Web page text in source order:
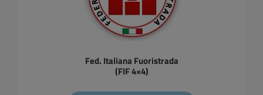
Fed. Italiana Fuoristrada
(FIF 4×4)